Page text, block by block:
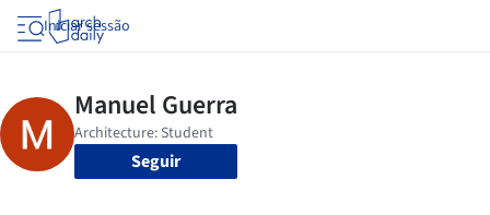
Iniciar sessão
Seguir